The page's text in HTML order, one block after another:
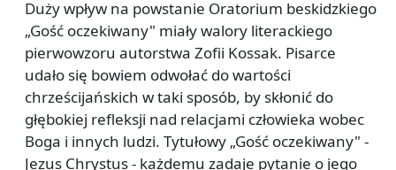
Duży wpływ na powstanie Oratorium beskidzkiego
„Gość oczekiwany" miały walory literackiego
pierwowzoru autorstwa Zofii Kossak. Pisarce
udało się bowiem odwołać do wartości
chrześcijańskich w taki sposób, by skłonić do
głębokiej refleksji nad relacjami człowieka wobec
Boga i innych ludzi. Tytułowy „Gość oczekiwany" -
Jezus Chrystus - każdemu zadaje pytanie o jego